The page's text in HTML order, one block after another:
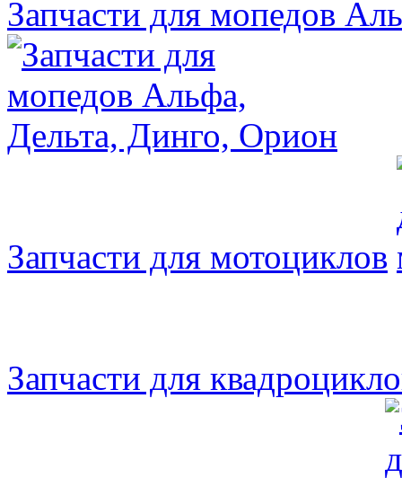
Запчасти для мопедов
Запчасти для мотоциклов
Запчасти для